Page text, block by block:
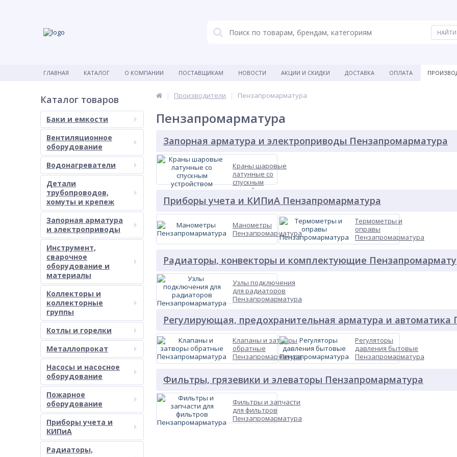
ГЛАВНАЯ КАТАЛОГ О КОМПАНИИ ПОСТАВЩИКАМ НОВОСТИ АКЦИИ И СКИДКИ ДОСТАВКА ОПЛАТА
Каталог товаров
Баки и емкости
Вентиляционное
оборудование
Водонагреватели
Детали
трубопроводов,
хомуты и крепеж
Запорная арматура
и электроприводы
Инструмент,
сварочное
оборудование и
материалы
Коллекторы и
коллекторные
группы
Котлы и горелки
Металлопрокат
Насосы и насосное
оборудование
Пожарное
оборудование
Приборы учета и
КИПиА
Радиаторы,
Производители Пензапромарматура
Пензапромарматура
Запорная арматура и электроприводы Пензапромарматура
Краны шаровые
латунные со
спускным
устройством
Пензапромарматура
Приборы учета и КИПиА Пензапромарматура
Манометры
Пензапромарматура
Термометры и
оправы
Пензапромарматура
Радиаторы, конвекторы и комплектующие
Узлы подключения
для радиаторов
Пензапромарматура
Регулирующая, предохранительная арматура и автоматика
Клапаны и затворы
обратные
Пензапромарматура
Регуляторы
давления бытовые
Пензапромарматура
Фильтры, грязевики и элеваторы Пензапромарматура
Фильтры и запчасти
для фильтров
Пензапромарматура